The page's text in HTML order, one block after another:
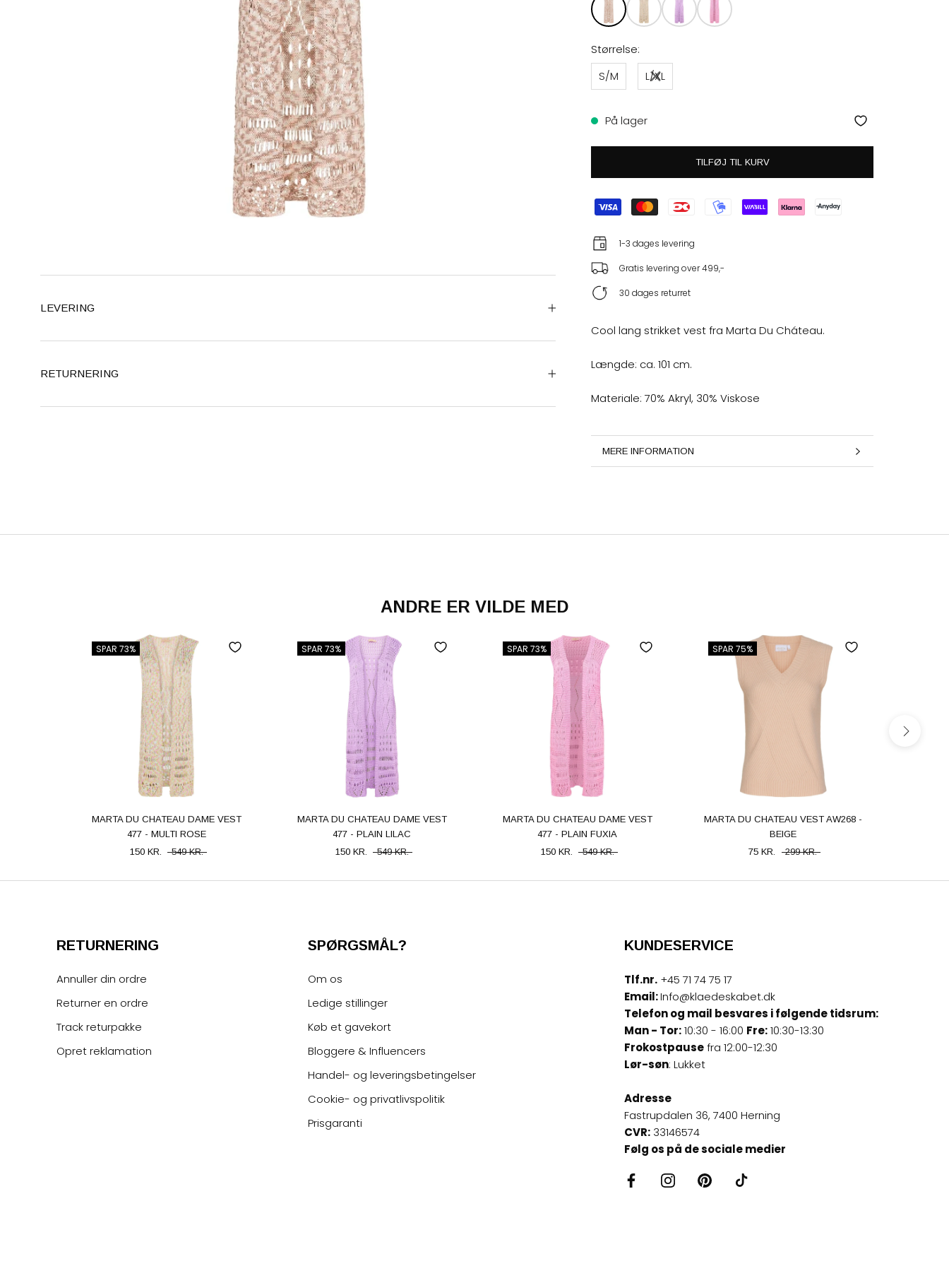
Størrelse:
S/M
L/XL
På lager
TILFØJ TIL KURV
1-3 dages levering
Gratis levering over 499,-
30 dages returret
Cool lang strikket vest fra Marta Du Cháteau.
Længde: ca. 101 cm.
Materiale: 70% Akryl, 30% Viskose
MERE INFORMATION
SE BILLEDER
LEVERING
RETURNERING
ANDRE ER VILDE MED
SPAR 73%
MARTA DU CHATEAU DAME VEST
477 - MULTI ROSE
150 KR.
549 KR.
SPAR 73%
MARTA DU CHATEAU DAME VEST
477 - PLAIN LILAC
150 KR.
549 KR.
SPAR 73%
MARTA DU CHATEAU DAME VEST
477 - PLAIN FUXIA
150 KR.
549 KR.
SPAR 75%
MARTA DU CHATEAU VEST AW268 -
BEIGE
75 KR.
299 KR.
RETURNERING
Annuller din ordre
Returner en ordre
Track returpakke
Opret reklamation
SPØRGSMÅL?
Om os
Ledige stillinger
Køb et gavekort
Bloggere & Influencers
Handel- og leveringsbetingelser
Cookie- og privatlivspolitik
Prisgaranti
KUNDESERVICE
Tlf.nr. +45 71 74 75 17
Email:Info@klaedeskabet.dk
Telefon og mail besvares i følgende tidsrum:
Man - Tor:10:30 - 16:00 Fre:10:30-13:30
Frokostpausefra 12:00-12:30
Lør-søn: Lukket
Adresse
Fastrupdalen 36, 7400 Herning
CVR: 33146574
Følg os på de sociale medier